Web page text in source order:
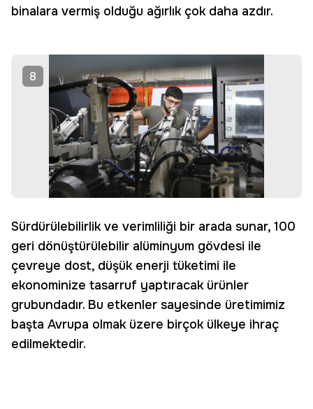
binalara vermiş olduğu ağırlık çok daha azdır.
8
Sürdürülebilirlik ve verimliliği bir arada sunar, 100
geri dönüştürülebilir alüminyum gövdesi ile
çevreye dost, düşük enerji tüketimi ile
ekonominize tasarruf yaptıracak ürünler
grubundadır. Bu etkenler sayesinde üretimimiz
başta Avrupa olmak üzere birçok ülkeye ihraç
edilmektedir.